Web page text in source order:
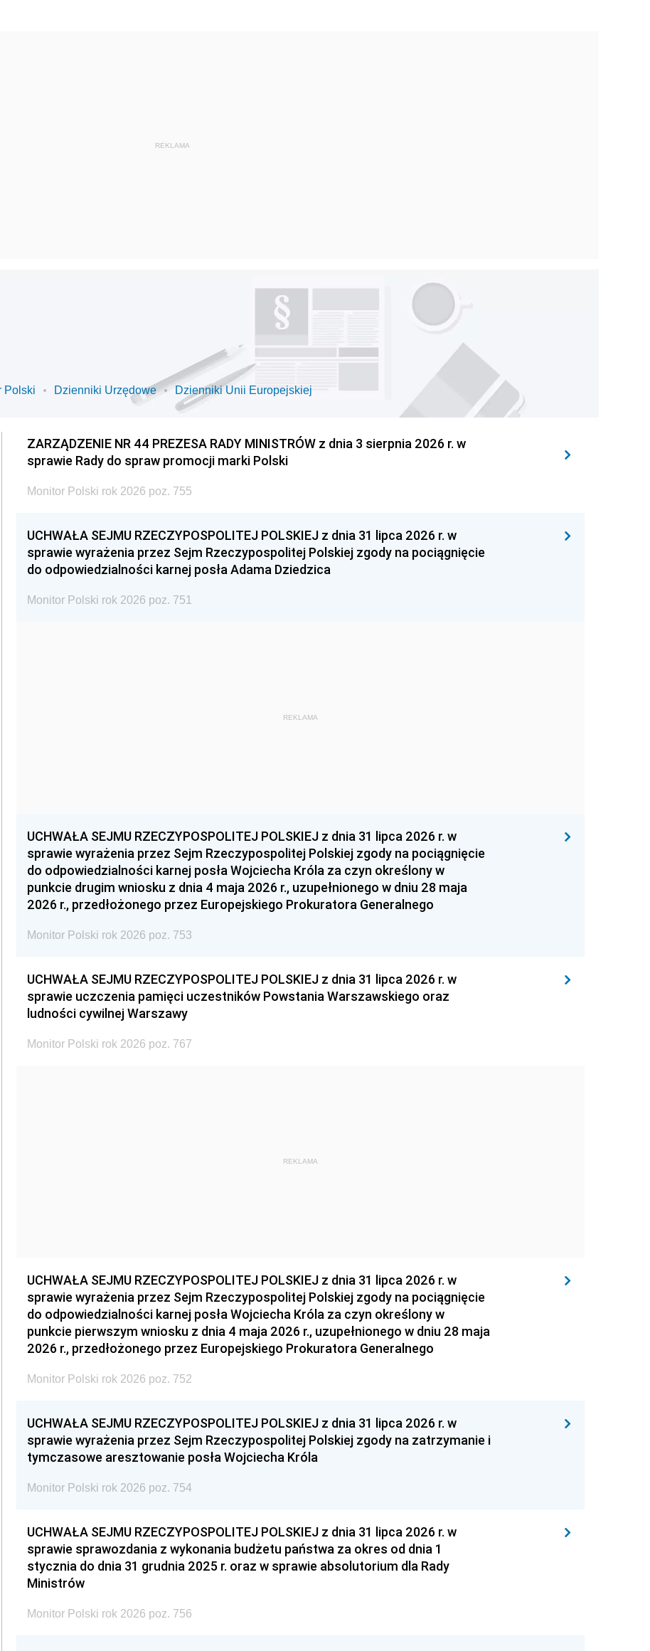
Polski Dzienniki Urzędowe Dzienniki Unii Europejskiej
ZARZĄDZENIE NR 44 PREZESA RADY MINISTRÓW z dnia 3 sierpnia 2026 r. w
sprawie Rady do spraw promocji marki Polski
Monitor Polski rok 2026 poz. 755
UCHWAŁA SEJMU RZECZYPOSPOLITEJ POLSKIEJ z dnia 31 lipca 2026 r. w
sprawie wyrażenia przez Sejm Rzeczypospolitej Polskiej zgody na pociągnięcie
do odpowiedzialności karnej posła Adama Dziedzica
Monitor Polski rok 2026 poz. 751
REKLAMA
UCHWAŁA SEJMU RZECZYPOSPOLITEJ POLSKIEJ z dnia 31 lipca 2026 r. w
sprawie wyrażenia przez Sejm Rzeczypospolitej Polskiej zgody na pociągnięcie
do odpowiedzialności karnej posła Wojciecha Króla za czyn określony w
punkcie drugim wniosku z dnia 4 maja 2026 r., uzupełnionego w dniu 28 maja
2026 r., przedłożonego przez Europejskiego Prokuratora Generalnego
Monitor Polski rok 2026 poz. 753
UCHWAŁA SEJMU RZECZYPOSPOLITEJ POLSKIEJ z dnia 31 lipca 2026 r. w
sprawie uczczenia pamięci uczestników Powstania Warszawskiego oraz
ludności cywilnej Warszawy
Monitor Polski rok 2026 poz. 767
REKLAMA
UCHWAŁA SEJMU RZECZYPOSPOLITEJ POLSKIEJ z dnia 31 lipca 2026 r. w
sprawie wyrażenia przez Sejm Rzeczypospolitej Polskiej zgody na pociągnięcie
do odpowiedzialności karnej posła Wojciecha Króla za czyn określony w
punkcie pierwszym wniosku z dnia 4 maja 2026 r., uzupełnionego w dniu 28 maja
2026 r., przedłożonego przez Europejskiego Prokuratora Generalnego
Monitor Polski rok 2026 poz. 752
UCHWAŁA SEJMU RZECZYPOSPOLITEJ POLSKIEJ z dnia 31 lipca 2026 r. w
sprawie wyrażenia przez Sejm Rzeczypospolitej Polskiej zgody na zatrzymanie i
tymczasowe aresztowanie posła Wojciecha Króla
Monitor Polski rok 2026 poz. 754
UCHWAŁA SEJMU RZECZYPOSPOLITEJ POLSKIEJ z dnia 31 lipca 2026 r. w
sprawie sprawozdania z wykonania budżetu państwa za okres od dnia 1
stycznia do dnia 31 grudnia 2025 r. oraz w sprawie absolutorium dla Rady
Ministrów
Monitor Polski rok 2026 poz. 756